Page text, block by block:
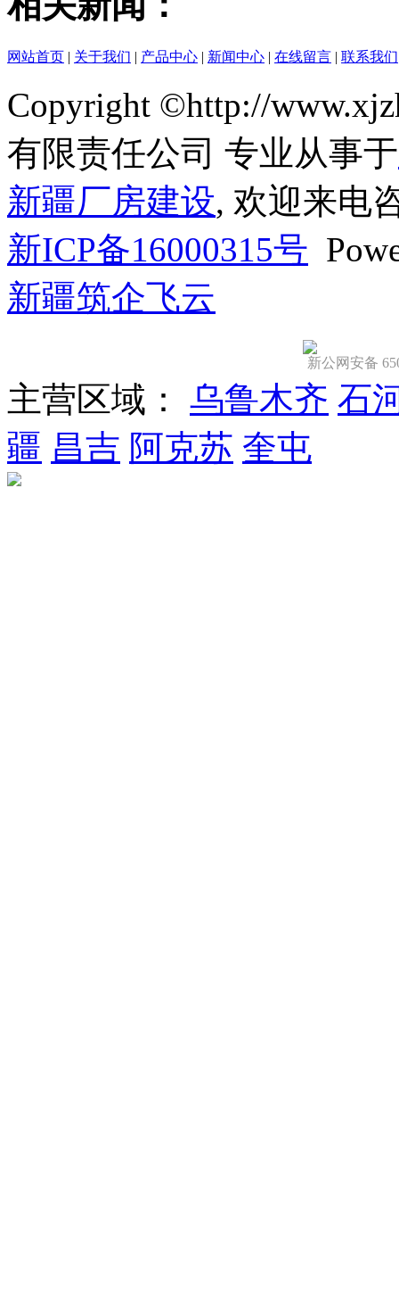
网站首页 | 关于我们 | 产品中心 | 新闻中心 | 在线留言 | 联系我们
Copyright ©http://
有限责任公司 专业从事于
新疆厂房建设, 欢迎来电
新ICP备16000315号
新疆筑企飞云
新公网安备
主营区域： 乌鲁木齐 石
疆 昌吉 阿克苏 奎屯